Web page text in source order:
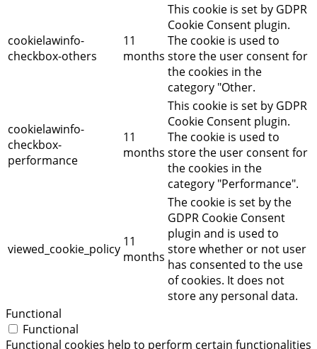
cookielawinfo-
checkbox-others
11
months
This cookie is set by GDPR
Cookie Consent plugin.
The cookie is used to
store the user consent for
the cookies in the
category "Other.
cookielawinfo-
checkbox-
performance
11
months
This cookie is set by GDPR
Cookie Consent plugin.
The cookie is used to
store the user consent for
the cookies in the
category "Performance".
viewed_cookie_policy 11
months
The cookie is set by the
GDPR Cookie Consent
plugin and is used to
store whether or not user
has consented to the use
of cookies. It does not
store any personal data.
Functional
Functional
Functional cookies help to perform certain functionalities